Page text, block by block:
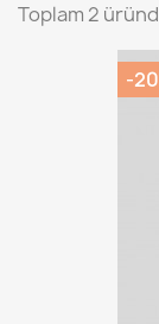
Toplam 2
-